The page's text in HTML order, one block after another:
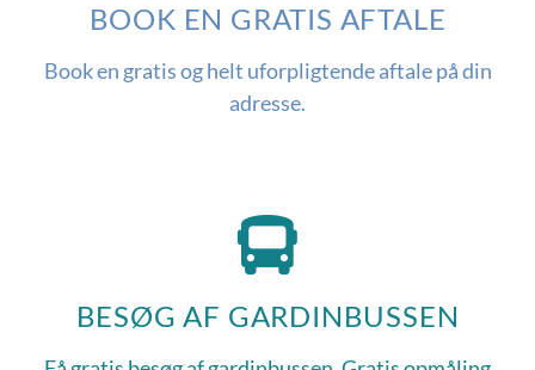
BOOK EN GRATIS AFTALE
Book en gratis og helt uforpligtende aftale på din
adresse.
BESØG AF GARDINBUSSEN